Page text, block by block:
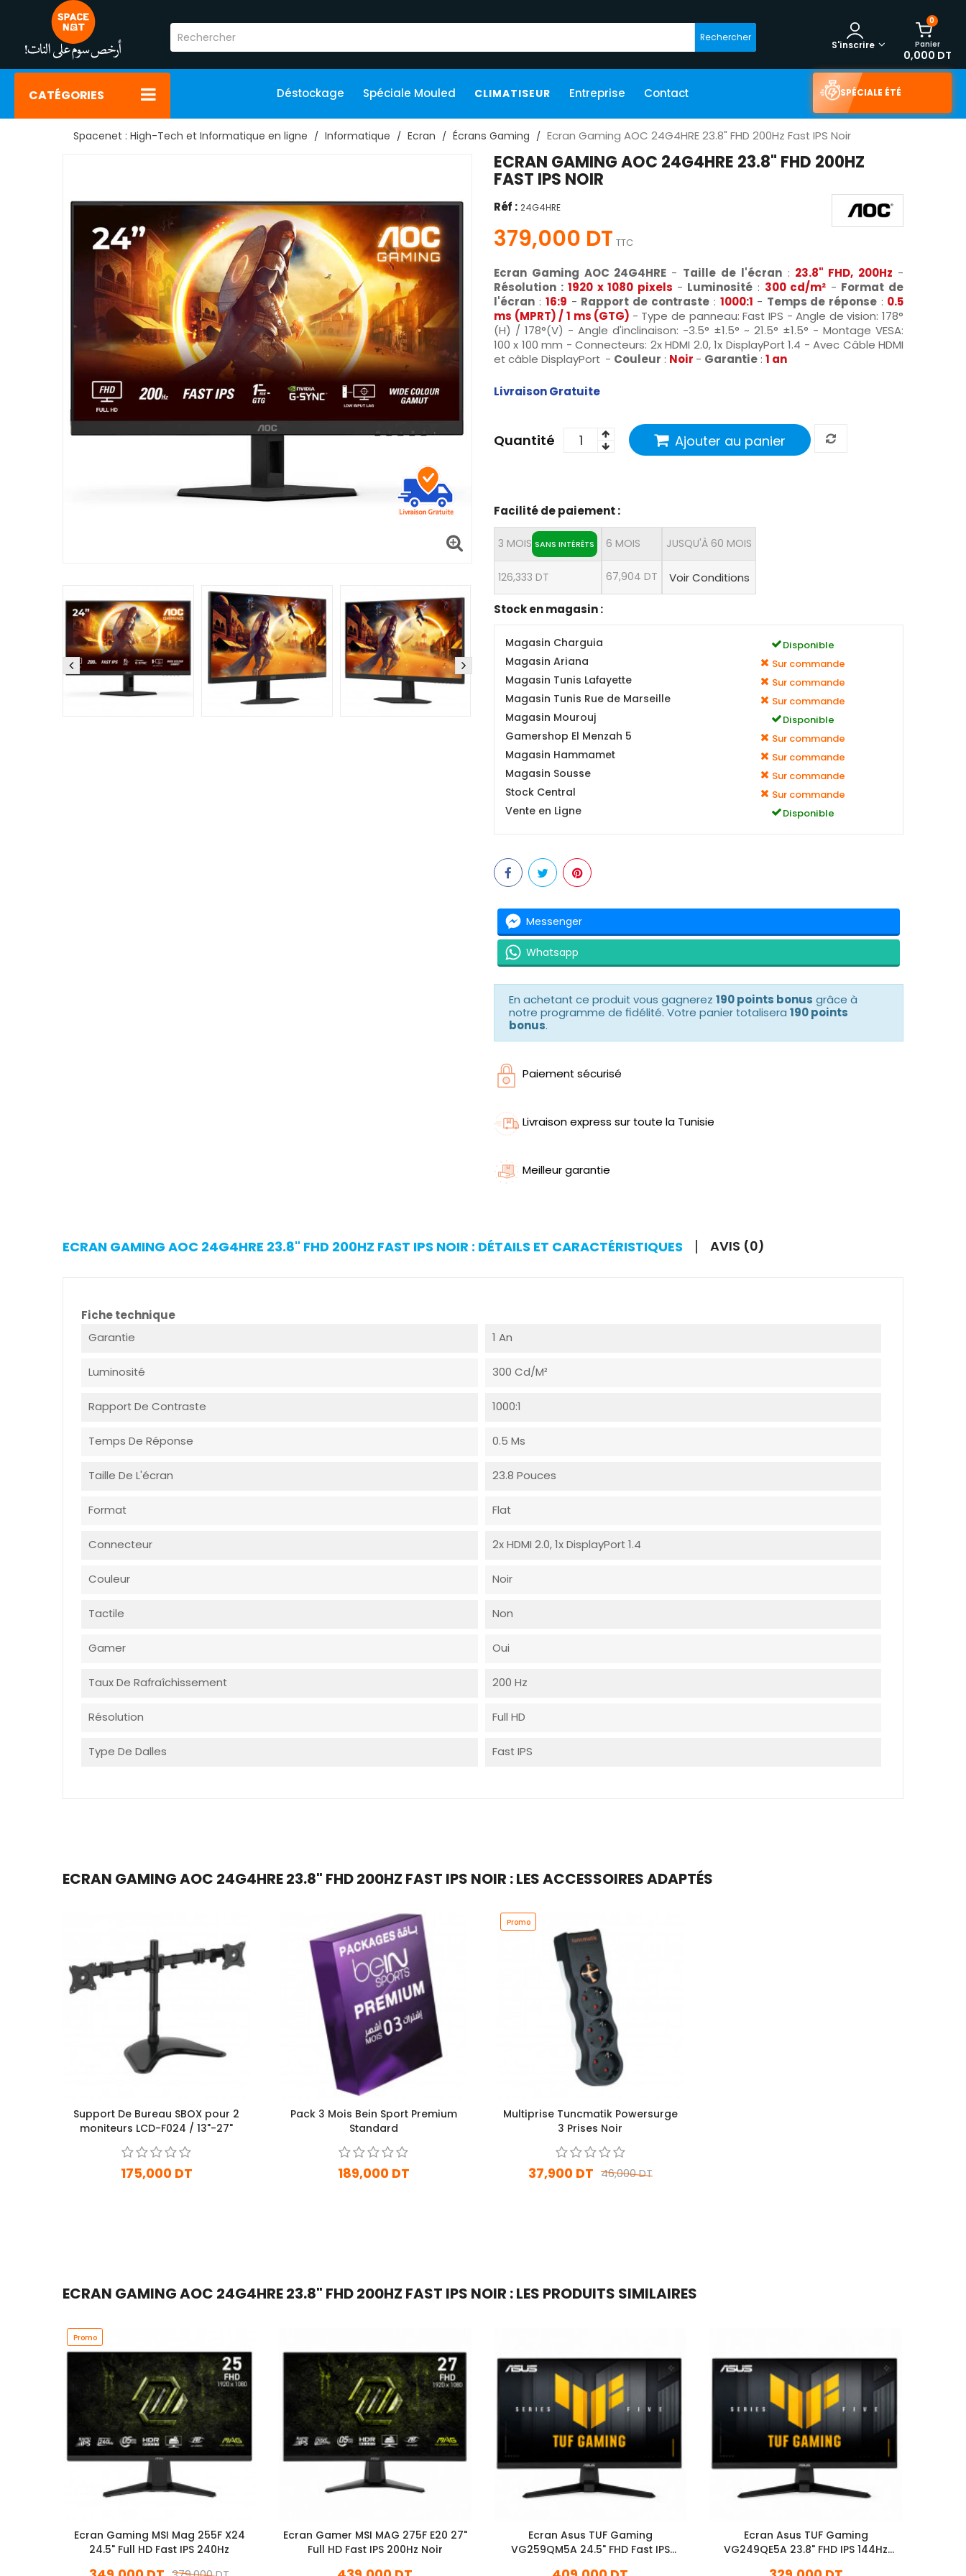
Rechercher
0
Panier
0,000 DT
S'inscrire
CATÉGORIES Déstockage Spéciale Mouled CLIMATISEUR Entreprise Contact SPÉCIALE ÉTÉ
Spacenet : High-Tech et Informatique en ligne Informatique Ecran Écrans Gaming Ecran Gaming AOC 24G4HRE 23.8" FHD 200Hz Fast IPS Noir
ECRAN GAMING AOC 24G4HRE 23.8" FHD 200HZ
FAST IPS NOIR
Réf : 24G4HRE
379,000 DT TTC
Ecran Gaming AOC 24G4HRE - Taille de l'écran: 23.8" FHD, 200Hz -
Résolution : 1920 x 1080 pixels - Luminosité : 300 cd/m² - Format de
l'écran : 16:9 - Rapport de contraste : 1000:1 - Temps de réponse : 0.5
ms (MPRT) / 1 ms (GTG) - Type de panneau: Fast IPS - Angle de vision: 178°
(H) / 178°(V) - Angle d'inclinaison: -3.5° ±1.5° ~ 21.5° ±1.5° - Montage VESA:
100 x 100 mm - Connecteurs: 2x HDMI 2.0, 1x DisplayPort 1.4 - Avec Câble HDMI
et câble DisplayPort - Couleur : Noir - Garantie : 1 an
Livraison Gratuite
Quantité Ajouter au panier
Facilité de paiement :
3 MOIS SANS INTÉRÊTS
126,333 DT
6 MOIS
67,904 DT
JUSQU'À 60 MOIS
Voir Conditions
Stock en magasin :
Magasin Charguia Disponible
Magasin Ariana Sur commande
Magasin Tunis Lafayette Sur commande
Magasin Tunis Rue de Marseille Sur commande
Magasin Mourouj Disponible
Gamershop El Menzah 5 Sur commande
Magasin Hammamet Sur commande
Magasin Sousse Sur commande
Stock Central Sur commande
Vente en Ligne Disponible
Messenger
Whatsapp
En achetant ce produit vous gagnerez 190 points bonus grâce à
notre programme de fidélité. Votre panier totalisera 190 points
bonus.
Paiement sécurisé
Livraison express sur toute la Tunisie
Meilleur garantie
ECRAN GAMING AOC 24G4HRE 23.8" FHD 200HZ FAST IPS NOIR : DÉTAILS ET CARACTÉRISTIQUES AVIS (0)
Fiche technique
Garantie
1 An
Luminosité 300 Cd/m²
Rapport De Contraste 1000:1
Temps De Réponse 0.5 Ms
Taille De L'écran 23.8 Pouces
Format Flat
Connecteur 2x HDMI 2.0, 1x DisplayPort 1.4
Couleur Noir
Tactile Non
Gamer Oui
Taux De Rafraîchissement 200 Hz
Résolution Full HD
Type De Dalles Fast IPS
ECRAN GAMING AOC 24G4HRE 23.8" FHD 200HZ FAST IPS NOIR : LES ACCESSOIRES ADAPTÉS
Support De Bureau SBOX pour 2
moniteurs LCD-F024 / 13"-27"
175,000 DT
Pack 3 Mois Bein Sport Premium
Standard
189,000 DT
Promo
Multiprise Tuncmatik Powersurge
3 Prises Noir
46,000 DT
37,900 DT
ECRAN GAMING AOC 24G4HRE 23.8" FHD 200HZ FAST IPS NOIR : LES PRODUITS SIMILAIRES
Promo
Ecran Gaming MSI Mag 255F X24
24.5" Full HD Fast IPS 240Hz
Ecran Gamer MSI MAG 275F E20 27"
Full HD Fast IPS 200Hz Noir
Ecran Asus TUF Gaming
VG259QM5A 24.5" FHD Fast IPS
Ecran Asus TUF Gaming
VG249QE5A 23.8" FHD IPS 144Hz